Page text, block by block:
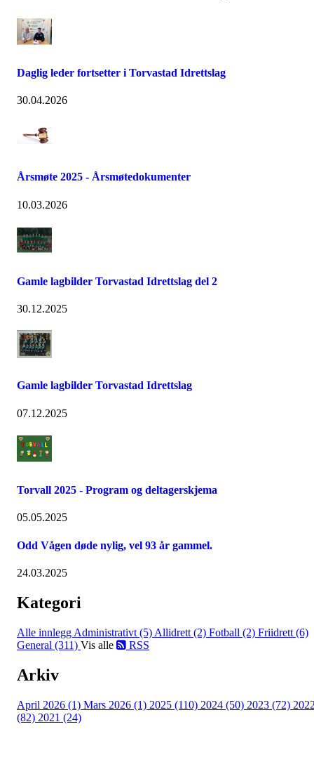
Daglig leder fortsetter i Torvastad Idrettslag
30.04.2026
Årsmøte 2025 - Årsmøtedokumenter
10.03.2026
Gamle lagbilder Torvastad Idrettslag del 2
30.12.2025
Gamle lagbilder Torvastad Idrettslag
07.12.2025
Torvall 2025 - Program og deltagerskjema
05.05.2025
Odd Vågen døde nylig, vel 93 år gammel.
24.03.2025
Kategori
Alle innlegg Administrativt (5) Allidrett (2) Fotball (2) Friidrett (6)
General (311) Vis alle RSS
Arkiv
April 2026 (1) Mars 2026 (1) 2025 (110) 2024 (50) 2023 (72)
(82) 2021 (24)